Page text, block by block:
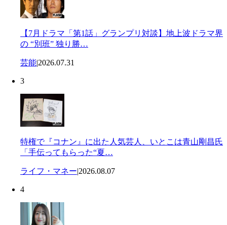
【7月ドラマ「第1話」グランプリ対談】地上波ドラマ界
の “別班” 独り勝…
芸能|2026.07.31
3
特権で『コナン』に出た人気芸人、いとこは青山剛昌氏
「手伝ってもらった“夏…
ライフ・マネー|2026.08.07
4